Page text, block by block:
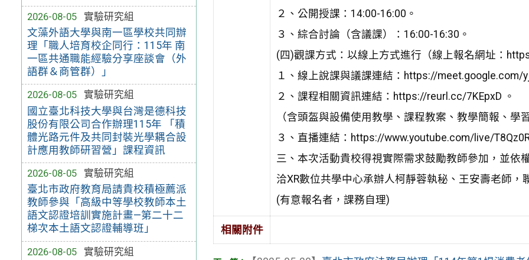
2026-08-05
實驗研究組
文藻外語大學與南一區學校共同辦
理「職人培育校企同行：115年 南
一區共通職能經驗分享座談會（外
語群＆商管群）」
2026-08-05
實驗研究組
國立臺北科技大學與台灣是德科技
股份有限公司合作辦理115年 「積
體光路元件及共同封裝光學耦合設
計應用教師研習營」課程資訊
2026-08-05
實驗研究組
臺北市政府教育局請貴校積極薦派
教師參與「高級中等學校教師本土
語文認證培訓實施計畫—第二十二
梯次本土語文認證輔導班」
2026-08-05
實驗研究組
２、公開授課：14:00-16:00。
３、綜合討論（含議課）：16:00-16:30。
(四)觀課方式：以線上方式進行（線上報名網址：
１、線上說課與議課連結：https://meet.google.com/
２、課程相關資訊連結：https://reurl.cc/7KEpxD 。
（含頭盔與設備使用教學、課程教案、教學簡報、學
３、直播連結：https://www.youtube.com/live/
三、本次活動貴校得視實際需求鼓勵教師參加，並依
洽XR數位共學中心承辦人柯靜蓉執秘、王安壽老師，
(有意報名者，課務自理)
相關附件